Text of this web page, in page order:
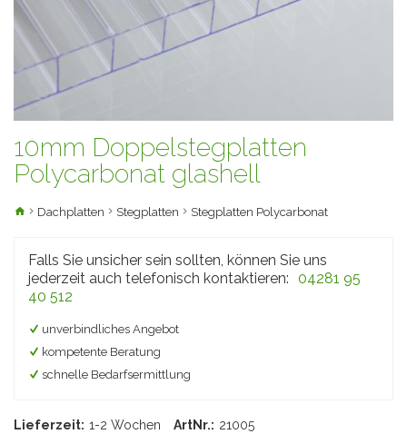
10mm Doppelstegplatten
Polycarbonat glashell
Dachplatten Stegplatten Stegplatten Polycarbonat
Falls Sie unsicher sein sollten, können Sie uns
jederzeit auch telefonisch kontaktieren: 04281 95
40 512
unverbindliches Angebot
kompetente Beratung
schnelle Bedarfsermittlung
Lieferzeit: 1-2 Wochen ArtNr.: 21005